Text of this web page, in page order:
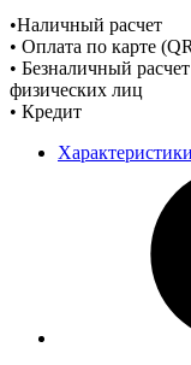
•Наличный расчет
• Оплата по карте
• Безналичный
физических лиц
• Кредит
Характеристики